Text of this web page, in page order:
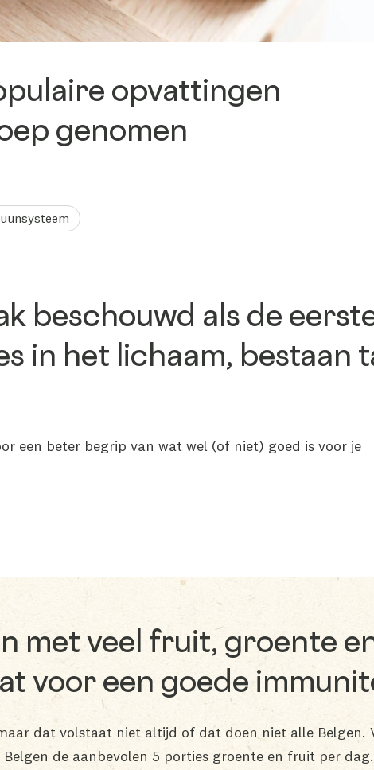
opvattingen
genomen
beschouwd als de
in het lichaam, bestaan
een beter begrip van wat wel (of niet) goed is voor je
met veel fruit, groente
voor een goede
dat volstaat niet altijd of dat doen niet alle Belgen.
de aanbevolen 5 porties groente en fruit per